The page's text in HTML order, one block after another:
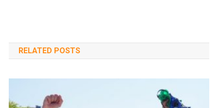
RELATED POSTS